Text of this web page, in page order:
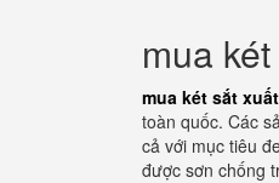
mua
mua két sắt
toàn quốc. Các
cả với mục tiêu
được sơn chống